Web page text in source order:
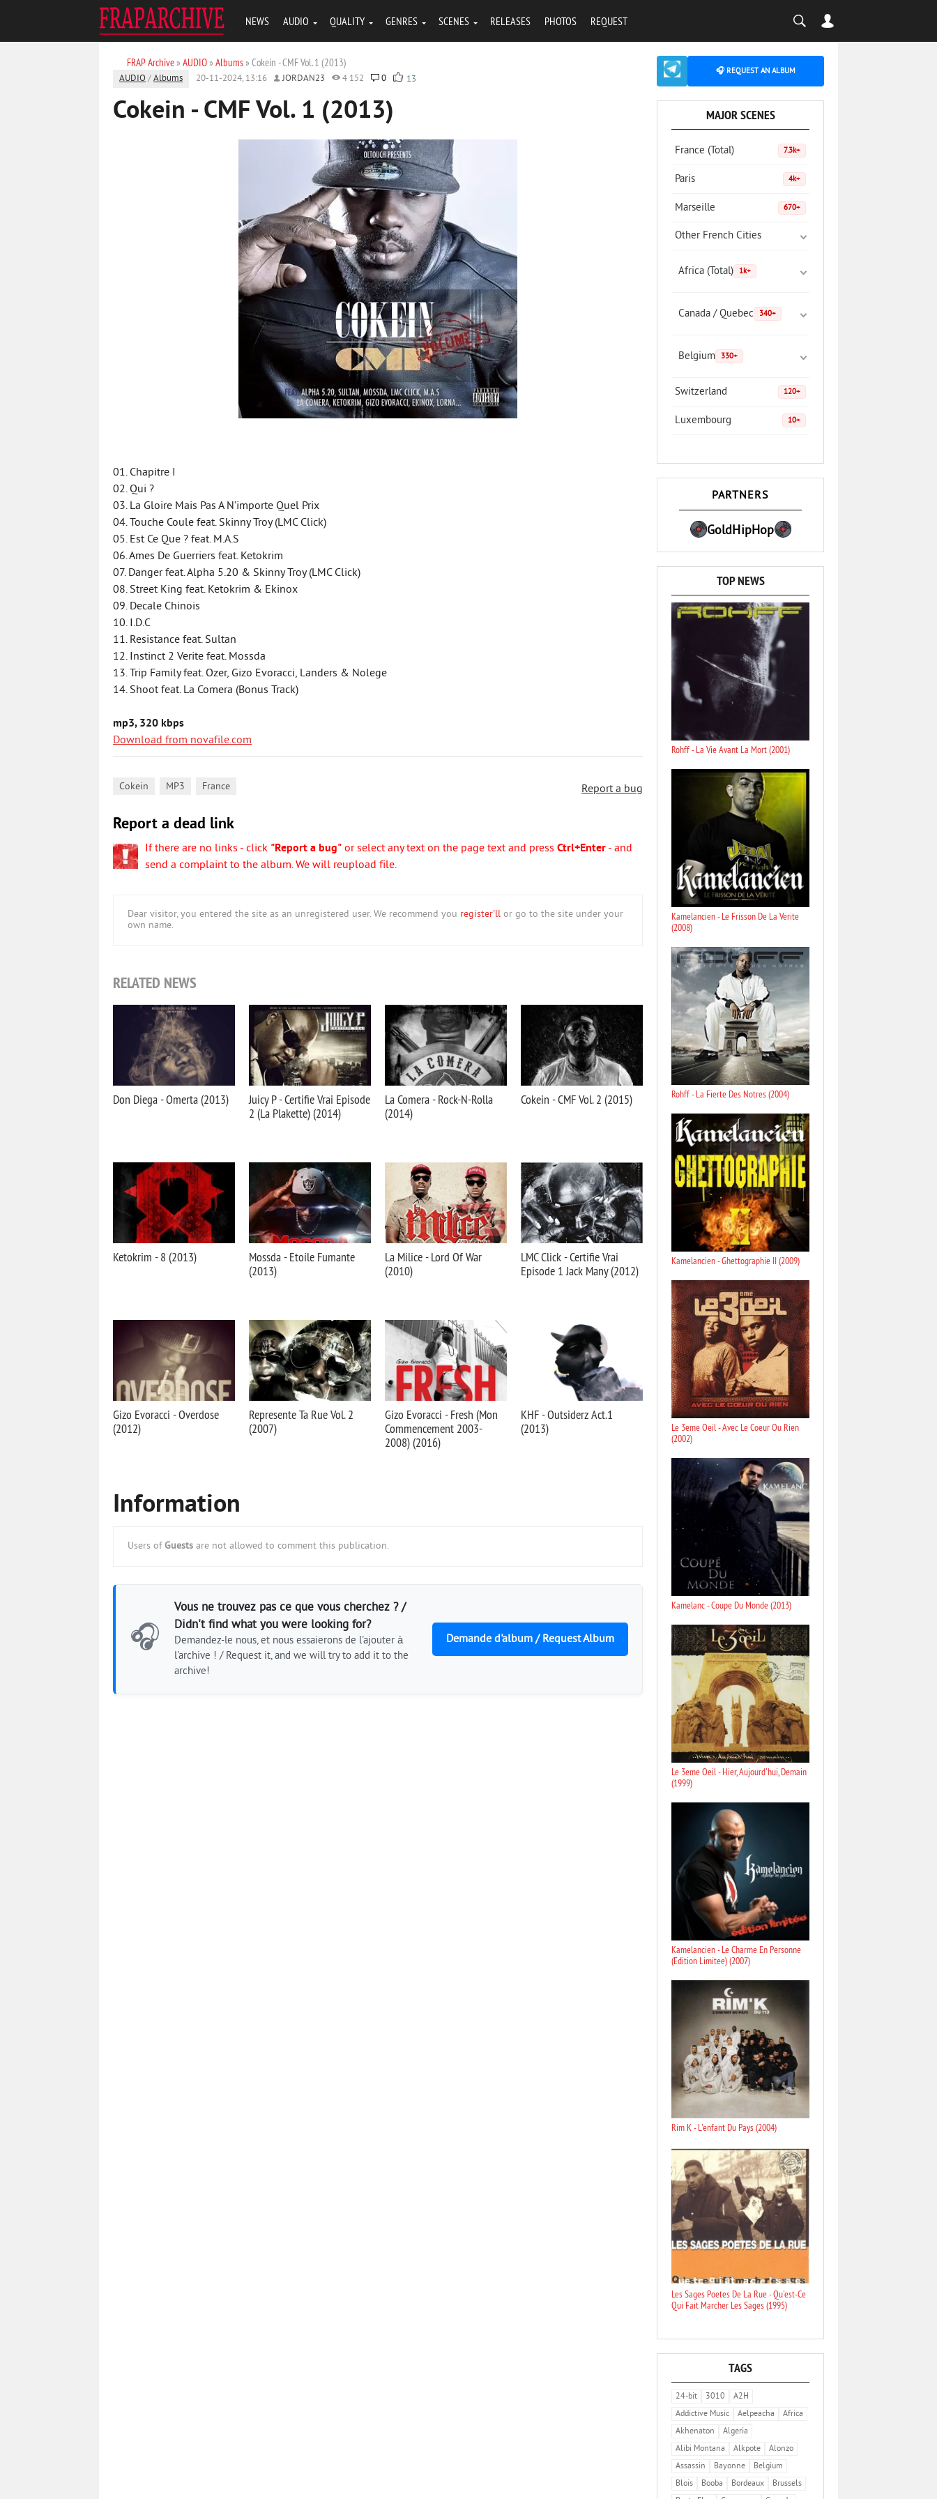
NEWS AUDIO QUALITY GENRES SCENES RELEASES PHOTOS REQUEST
FRAP Archive» AUDIO» Albums» Cokein - CMF Vol. 1 (2013)
AUDIO /Albums 20-11-2024, 13:16 JORDAN23 4 152 0 13
Cokein - CMF Vol. 1 (2013)
01. Chapitre I
02. Qui ?
03. La Gloire Mais Pas A N’importe Quel Prix
04. Touche Coule feat. Skinny Troy (LMC Click)
05. Est Ce Que ? feat. M.A.S
06. Ames De Guerriers feat. Ketokrim
07. Danger feat. Alpha 5.20 & Skinny Troy (LMC Click)
08. Street King feat. Ketokrim & Ekinox
09. Decale Chinois
10. I.D.C
11. Resistance feat. Sultan
12. Instinct 2 Verite feat. Mossda
13. Trip Family feat. Ozer, Gizo Evoracci, Landers & Nolege
14. Shoot feat. La Comera (Bonus Track)
mp3, 320 kbps
Download from novafile.com
Report a bug
Cokein MP3 France
Report a dead link
If there are no links - click "Report a bug" or select any text on the page text and press Ctrl+Enter - and
send a complaint to the album. We will reupload file.
Dear visitor, you entered the site as an unregistered user. We recommend you register'll or go to the site under your
own name.
RELATED NEWS
Don Diega - Omerta (2013)
Juicy P - Certifie Vrai Episode
2 (La Plakette) (2014)
La Comera - Rock-N-Rolla
(2014)
Cokein - CMF Vol. 2 (2015)
Ketokrim - 8 (2013)
Mossda - Etoile Fumante
(2013)
La Milice - Lord Of War
(2010)
LMC Click - Certifie Vrai
Episode 1 Jack Many (2012)
Gizo Evoracci - Overdose
(2012)
Represente Ta Rue Vol. 2
(2007)
Gizo Evoracci - Fresh (Mon
Commencement 2003-
2008) (2016)
KHF - Outsiderz Act.1
(2013)
Information
Users of Guests are not allowed to comment this publication.
🎧
Vous ne trouvez pas ce que vous cherchez ? /
Didn't find what you were looking for?
Demandez-le nous, et nous essaierons de l'ajouter à
l'archive ! / Request it, and we will try to add it to the
archive!
Demande d'album / Request Album
🎧 REQUEST AN ALBUM
MAJOR SCENES
France (Total) 7.3k+
Paris 4k+
Marseille 670+
Other French Cities
Africa (Total) 1k+
Canada / Quebec 340+
Belgium 330+
Switzerland 120+
Luxembourg 10+
PARTNERS
GoldHipHop
TOP NEWS
Rohff - La Vie Avant La Mort (2001)
Kamelancien - Le Frisson De La Verite
(2008)
Rohff - La Fierte Des Notres (2004)
Kamelancien - Ghettographie II (2009)
Le 3eme Oeil - Avec Le Coeur Ou Rien
(2002)
Kamelanc - Coupe Du Monde (2013)
Le 3eme Oeil - Hier, Aujourd'hui, Demain
(1999)
Kamelancien - Le Charme En Personne
(Edition Limitee) (2007)
Rim K - L'enfant Du Pays (2004)
Les Sages Poetes De La Rue - Qu'est-Ce
Qui Fait Marcher Les Sages (1995)
TAGS
24-bit 3010
A2H
Addictive Music
Aelpeacha
Africa
Akhenaton
Algeria
Alibi Montana
Alkpote
Alonzo
Assassin
Bayonne
Belgium
Blois
Booba Bordeaux
Brussels